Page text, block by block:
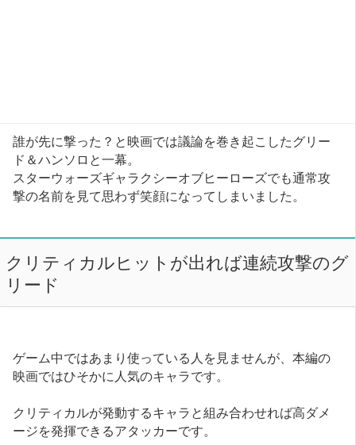
誰が先に撃った？と映画では議論を巻き起こしたグリー
ド＆ハンソロと一幕。
スターウォーズギャラクシーオブヒーローズでも通常攻
撃の名前を見て思わず笑顔になってしまいました。
クリティカルヒットが出れば連続攻撃のグ
リード
ゲーム中ではあまり使っている人を見ませんが、本編の
映画ではひそかに人気のキャラです。
クリティカルが発動するキャラと組み合わせれば高ダメ
ージを発揮できるアタッカーです。